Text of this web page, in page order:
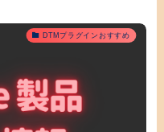
DTMプラグインおすすめ